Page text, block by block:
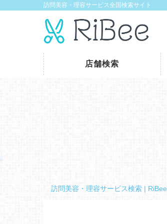
訪問美容・理容サービス全国検索サイト
店舗検索
訪問美容・理容サービス検索 | RiBee